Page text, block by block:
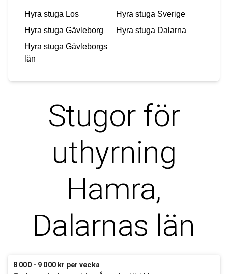
Hyra stuga Los Hyra stuga Sverige
Hyra stuga Gävleborg Hyra stuga Dalarna
Hyra stuga Gävleborgs
län
Stugor för
uthyrning
Hamra,
Dalarnas län
8 000 - 9 000 kr per vecka